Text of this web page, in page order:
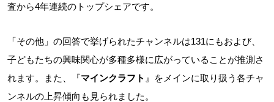
査から4年連続のトップシェアです。
「その他」の回答で挙げられたチャンネルは131にもおよび、
子どもたちの興味関心が多種多様に広がっていることが推測さ
れます。また、『マインクラフト 』をメインに取り扱う各チャ
ンネルの上昇傾向も見られました。